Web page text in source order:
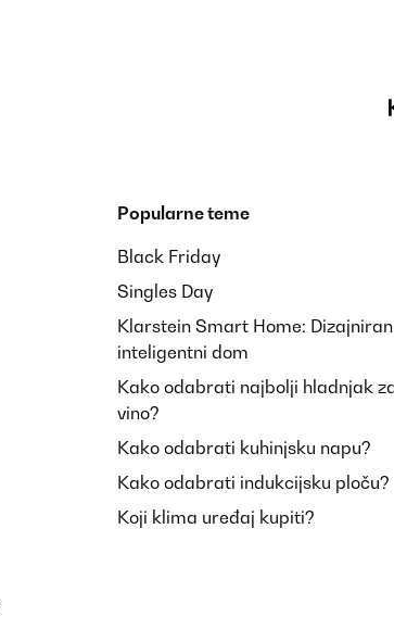
Popularne teme
Black Friday
Singles Day
Klarstein Smart Home:
inteligentni dom
Kako odabrati najbolji hladnjak
vino?
Kako odabrati kuhinjsku napu?
Kako odabrati indukcijsku ploču?
Koji klima uređaj kupiti?